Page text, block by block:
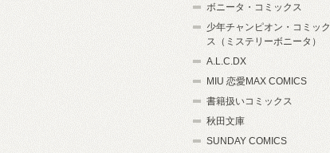
ボニータ・コミックス
少年チャンピオン・コミック
ス（ミステリーボニータ）
A.L.C.DX
MIU 恋愛MAX COMICS
書籍扱いコミックス
秋田文庫
SUNDAY COMICS